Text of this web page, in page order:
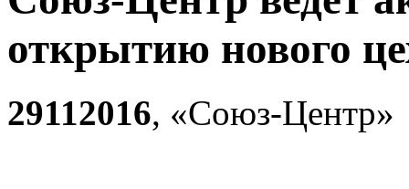
открытию нового
29112016, «Союз-Центр»